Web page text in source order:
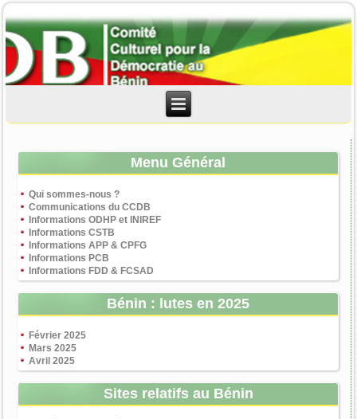
Menu Général
Qui sommes-nous ?
Communications du CCDB
Informations ODHP et INIREF
Informations CSTB
Informations APP & CPFG
Informations PCB
Informations FDD & FCSAD
Bénin : lutes en 2025
Février 2025
Mars 2025
Avril 2025
Sites relatifs au Bénin